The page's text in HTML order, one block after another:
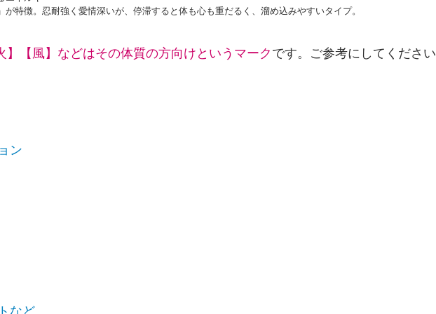
が特徴。忍耐強く愛情深いが、停滞すると体も心も重だるく、溜め込みやすいタイプ。
】【風】などはその体質の方向けというマーク です。ご参考にしてください
ン
など